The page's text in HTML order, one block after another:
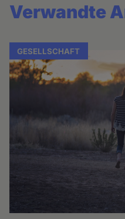
Verwandte
GESELLSCHAFT